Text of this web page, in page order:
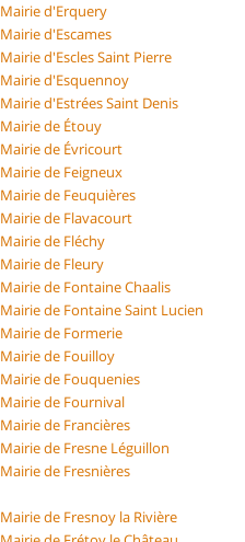
Mairie d'Erquery
Mairie d'Escames
Mairie d'Escles Saint Pierre
Mairie d'Esquennoy
Mairie d'Estrées Saint Denis
Mairie de Étouy
Mairie de Évricourt
Mairie de Feigneux
Mairie de Feuquières
Mairie de Flavacourt
Mairie de Fléchy
Mairie de Fleury
Mairie de Fontaine Chaalis
Mairie de Fontaine Saint Lucien
Mairie de Formerie
Mairie de Fouilloy
Mairie de Fouquenies
Mairie de Fournival
Mairie de Francières
Mairie de Fresne Léguillon
Mairie de Fresnières
Mairie de Fresnoy la Rivière